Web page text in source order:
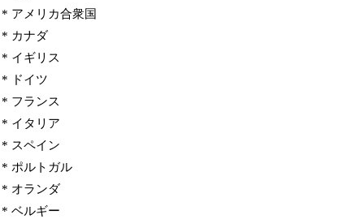
* アメリカ合衆国
* カナダ
* イギリス
* ドイツ
* フランス
* イタリア
* スペイン
* ポルトガル
* オランダ
* ベルギー